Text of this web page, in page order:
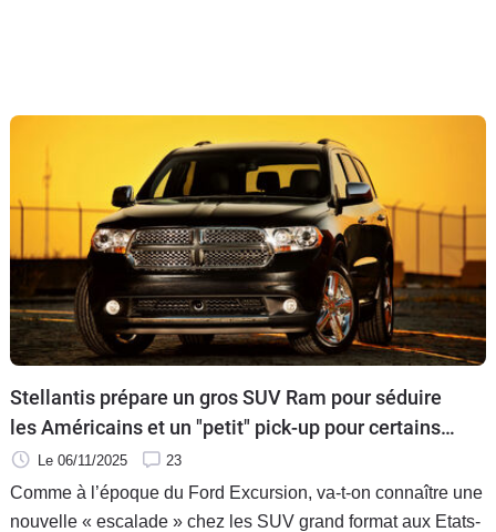
Stellantis prépare un gros SUV Ram pour séduire
les Américains et un "petit" pick-up pour certains
Européens
Le 06/11/2025 23
Comme à l’époque du Ford Excursion, va-t-on connaître une
nouvelle « escalade » chez les SUV grand format aux Etats-